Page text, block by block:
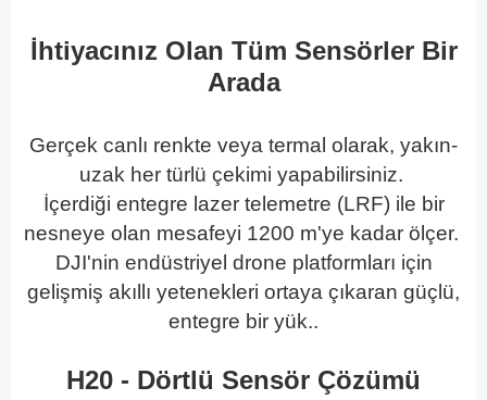
İhtiyacınız Olan Tüm Sensörler Bir
Arada
Gerçek canlı renkte veya termal olarak, yakın-
uzak her türlü çekimi yapabilirsiniz.
İçerdiği entegre lazer telemetre (LRF) ile bir
nesneye olan mesafeyi 1200 m'ye kadar ölçer.
DJI'nin endüstriyel drone platformları için
gelişmiş akıllı yetenekleri ortaya çıkaran güçlü,
entegre bir yük..
H20 - Dörtlü Sensör Çözümü